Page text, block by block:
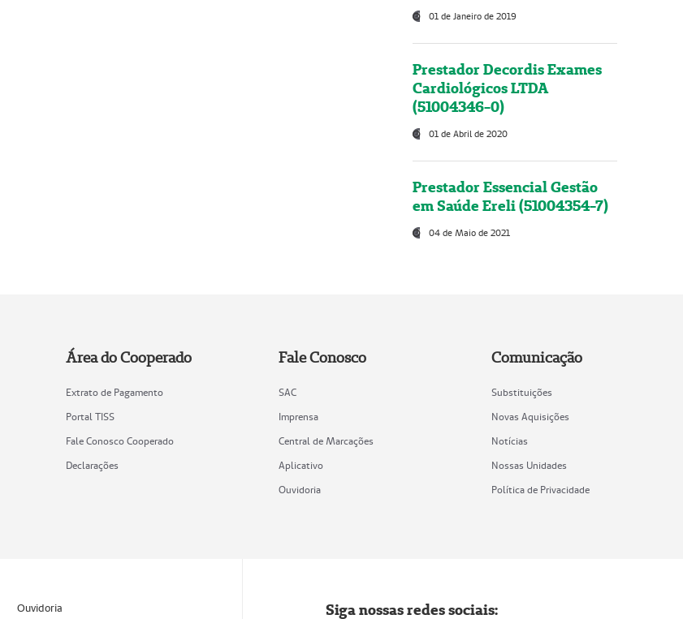
01 de Janeiro de 2019
Prestador Decordis Exames
Cardiológicos LTDA
(51004346-0)
01 de Abril de 2020
Prestador Essencial Gestão
em Saúde Ereli (51004354-7)
04 de Maio de 2021
Área do Cooperado
Extrato de Pagamento
Portal TISS
Fale Conosco Cooperado
Declarações
Fale Conosco
SAC
Imprensa
Central de Marcações
Aplicativo
Ouvidoria
Comunicação
Substituições
Novas Aquisições
Notícias
Nossas Unidades
Política de Privacidade
Ouvidoria Siga nossas redes sociais: